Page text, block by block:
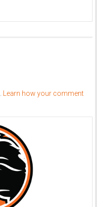
Learn how your comment